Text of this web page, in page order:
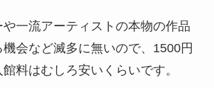
一流アーティストの本物の作品
会など滅多に無いので、1500円
料はむしろ安いくらいです。